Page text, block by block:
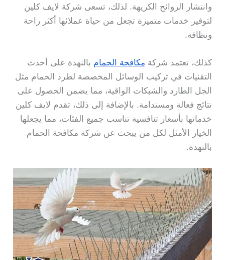
وانتشار الروائح الكريهة. لذلك، تسعى شركة لايف كلين
لتوفير خدمات متميزة تجعل من حياة عملائها أكثر راحة
ونظافة.
كذلك، تعتمد شركة مكافحة الحمام بالنهدة على أحدث
التقنيات في تركيب الوسائل المخصصة لطرد الحمام مثل
الجل الطارد والشبكات الواقية، مما يضمن الحصول على
نتائج فعالة ومستدامة. بالإضافة إلى ذلك، تقدم لايف كلين
خدماتها بأسعار تنافسية تناسب جميع الفئات، مما يجعلها
الخيار الأمثل لكل من يبحث عن شركة مكافحة الحمام
بالنهدة.